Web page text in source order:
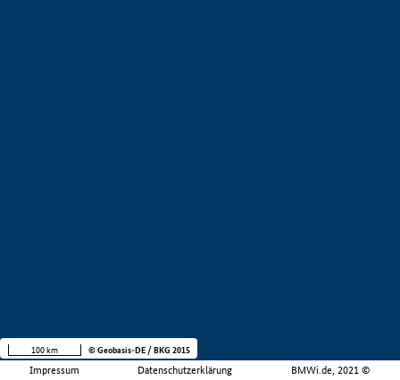
Impressum Datenschutzerklärung BMWi.de, 2021 ©
100 km © Geobasis-DE / BKG 2015